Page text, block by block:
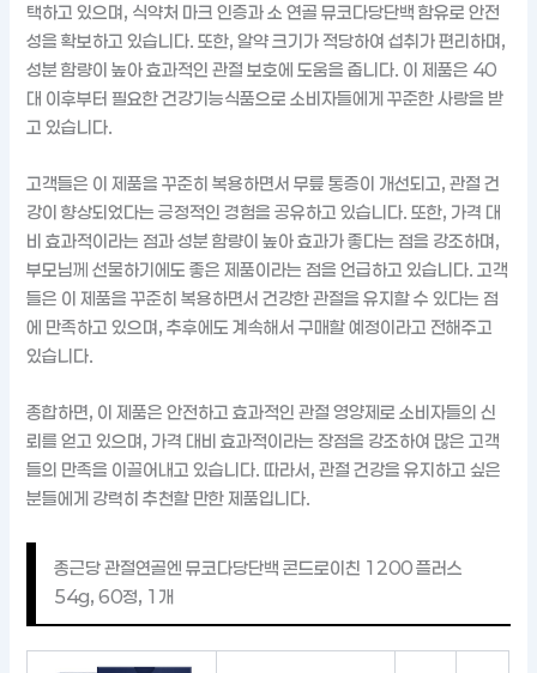
택하고 있으며, 식약처 마크 인증과 소 연골 뮤코다당단백 함유로 안전
성을 확보하고 있습니다. 또한, 알약 크기가 적당하여 섭취가 편리하며,
성분 함량이 높아 효과적인 관절 보호에 도움을 줍니다. 이 제품은 40
대 이후부터 필요한 건강기능식품으로 소비자들에게 꾸준한 사랑을 받
고 있습니다.
고객들은 이 제품을 꾸준히 복용하면서 무릎 통증이 개선되고, 관절 건
강이 향상되었다는 긍정적인 경험을 공유하고 있습니다. 또한, 가격 대
비 효과적이라는 점과 성분 함량이 높아 효과가 좋다는 점을 강조하며,
부모님께 선물하기에도 좋은 제품이라는 점을 언급하고 있습니다. 고객
들은 이 제품을 꾸준히 복용하면서 건강한 관절을 유지할 수 있다는 점
에 만족하고 있으며, 추후에도 계속해서 구매할 예정이라고 전해주고
있습니다.
종합하면, 이 제품은 안전하고 효과적인 관절 영양제로 소비자들의 신
뢰를 얻고 있으며, 가격 대비 효과적이라는 장점을 강조하여 많은 고객
들의 만족을 이끌어내고 있습니다. 따라서, 관절 건강을 유지하고 싶은
분들에게 강력히 추천할 만한 제품입니다.
종근당 관절연골엔 뮤코다당단백 콘드로이친 1200 플러스
54g, 60정, 1개